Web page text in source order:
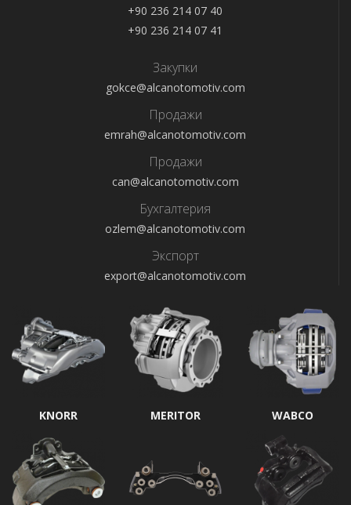
+90 236 214 07 40
+90 236 214 07 41
Закупки
gokce@alcanotomotiv.com
Продажи
emrah@alcanotomotiv.com
Продажи
can@alcanotomotiv.com
Бухгалтерия
ozlem@alcanotomotiv.com
Экспорт
export@alcanotomotiv.com
KNORR MERITOR WABCO